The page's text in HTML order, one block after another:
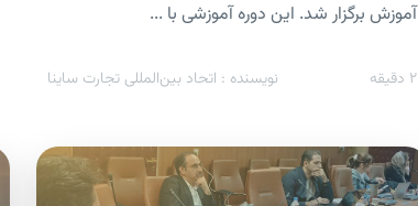
آموزش برگزار شد. این دوره آموزشی با ...
2 دقیقه نویسنده : اتحاد بین‌المللی تجارت ساینا